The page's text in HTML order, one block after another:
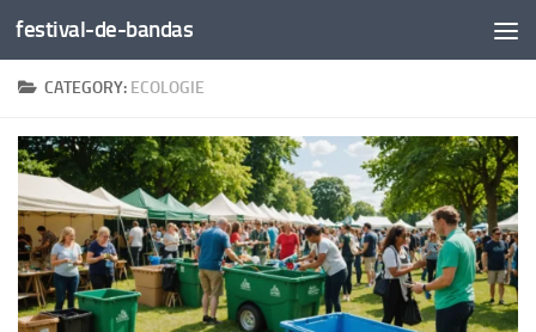
Skip to content
festival-de-bandas
CATEGORY: ECOLOGIE